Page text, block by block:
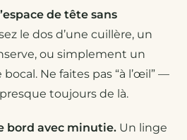
de tête sans
le dos d’une cuillère, un
ou simplement un
Ne faites pas “à l’œil” —
toujours de là.
bord avec minutie. Un linge